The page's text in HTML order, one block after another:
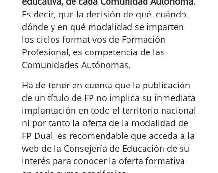
Es decir, que la decisión de qué, cuándo,
dónde y en qué modalidad se imparten
los ciclos formativos de Formación
Profesional, es competencia de las
Comunidades Autónomas.
Ha de tener en cuenta que la publicación
de un título de FP no implica su inmediata
implantación en todo el territorio nacional
ni por tanto la oferta de la modalidad de
FP Dual, es recomendable que acceda a la
web de la Consejería de Educación de su
interés para conocer la oferta formativa